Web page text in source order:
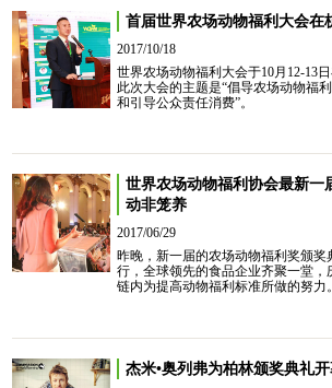
首届世界农场动物福利大会在
2017/10/18
世界农场动物福利大会于10月12-13日
此次大会的主题是“倡导农场动物福
和引导公众责任消费”。
世界农场动物福利协会最新一
动非笼养
2017/06/29
昨晚，新一届的农场动物福利奖颁奖
行，全球领先的食品企业齐聚一堂，
链内为提高动物福利标准所做的努力。
杰米•奥列弗为柏林颁奖典礼